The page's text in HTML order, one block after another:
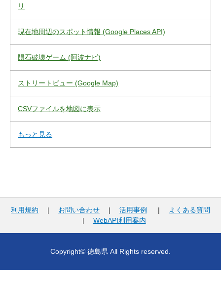
リ
現在地周辺のスポット情報 (Google Places API)
隕石破壊ゲーム (阿波ナビ)
ストリートビュー (Google Map)
CSVファイルを地図に表示
もっと見る
利用規約 | お問い合わせ | 活用事例 |
よくある質問
| WebAPI利用案内
Copyright© 徳島県 All Rights reserved.